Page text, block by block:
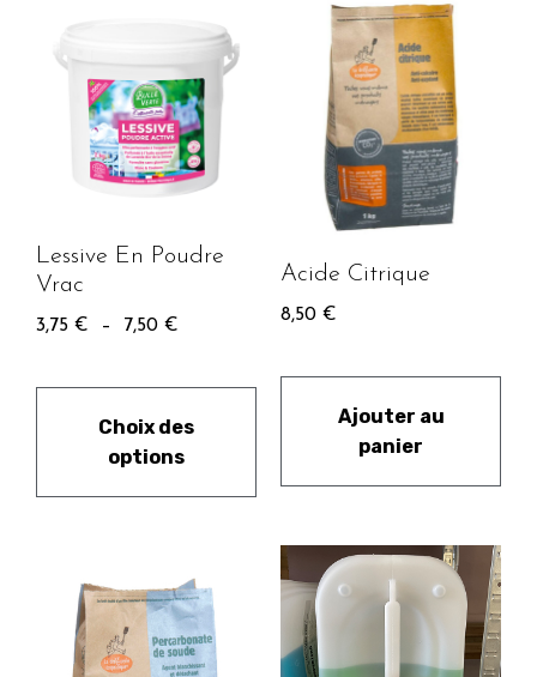
Lessive En Poudre
Vrac
3,75 € – 7,50 €
Choix des
options
Acide Citrique
8,50 €
Ajouter au
panier